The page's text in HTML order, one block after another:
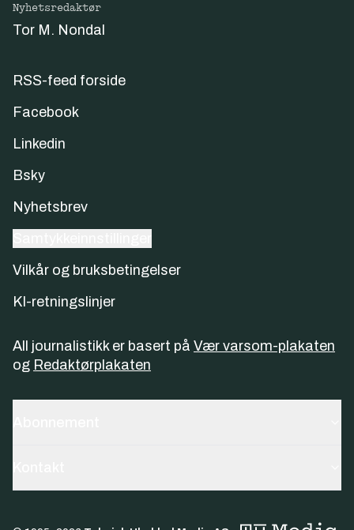
Nyhetsredaktør
Tor M. Nondal
RSS-feed forside
Facebook
Linkedin
Bsky
Nyhetsbrev
Vilkår og bruksbetingelser
KI-retningslinjer
All journalistikk er basert på Vær varsom-plakaten
og Redaktørplakaten